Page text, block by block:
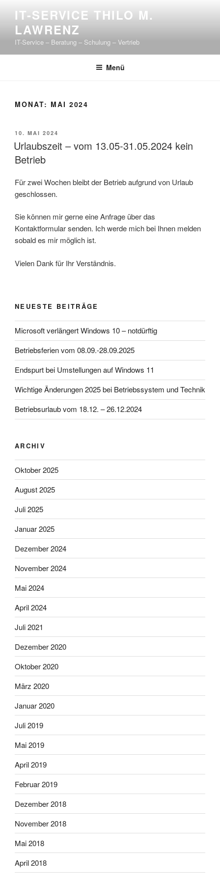
springen
IT-SERVICE THILO M.
LAWRENZ
IT-Service – Beratung – Schulung – Vertrieb
Menü
MONAT: MAI 2024
VERÖFFENTLICHT
AM
10. MAI 2024
Urlaubszeit – vom 13.05-31.05.2024 kein
Betrieb
Für zwei Wochen bleibt der Betrieb aufgrund von Urlaub
geschlossen.
Sie können mir gerne eine Anfrage über das
Kontaktformular senden. Ich werde mich bei Ihnen melden
sobald es mir möglich ist.
Vielen Dank für Ihr Verständnis.
NEUESTE BEITRÄGE
Microsoft verlängert Windows 10 – notdürftig
Betriebsferien vom 08.09.-28.09.2025
Endspurt bei Umstellungen auf Windows 11
Wichtige Änderungen 2025 bei Betriebssystem und Technik
Betriebsurlaub vom 18.12. – 26.12.2024
ARCHIV
Oktober 2025
August 2025
Juli 2025
Januar 2025
Dezember 2024
November 2024
Mai 2024
April 2024
Juli 2021
Dezember 2020
Oktober 2020
März 2020
Januar 2020
Juli 2019
Mai 2019
April 2019
Februar 2019
Dezember 2018
November 2018
Mai 2018
April 2018